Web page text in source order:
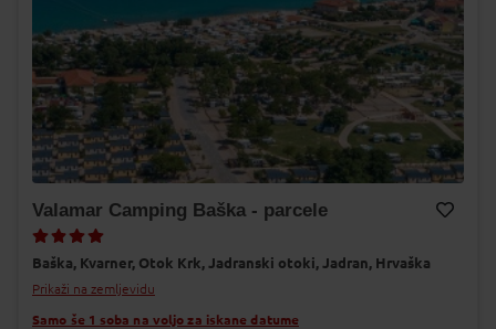
Valamar Camping Baška - parcele
Baška, Kvarner, Otok Krk, Jadranski otoki, Jadran, Hrvaška
Prikaži na zemljevidu
Samo še 1 soba na voljo za iskane datume